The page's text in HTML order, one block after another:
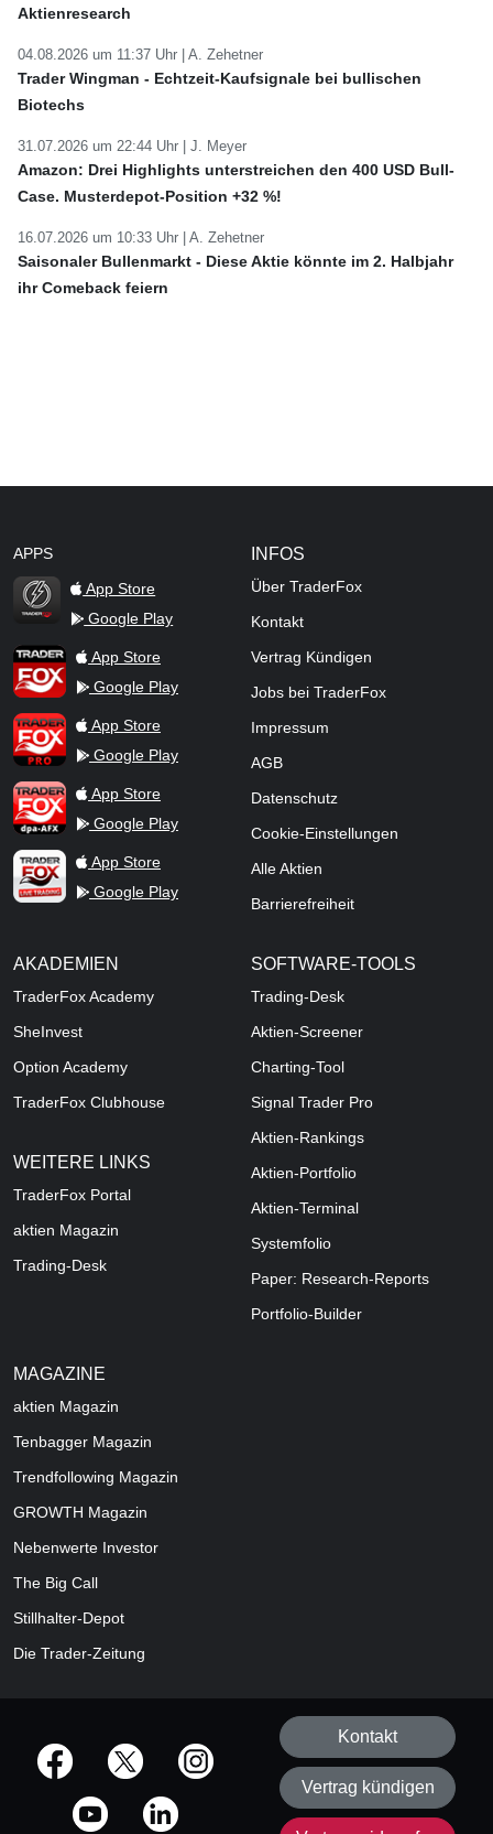
Aktienresearch
04.08.2026 um 11:37 Uhr | A. Zehetner
Trader Wingman - Echtzeit-Kaufsignale bei bullischen
Biotechs
31.07.2026 um 22:44 Uhr | J. Meyer
Amazon: Drei Highlights unterstreichen den 400 USD Bull-
Case. Musterdepot-Position +32 %!
16.07.2026 um 10:33 Uhr | A. Zehetner
Saisonaler Bullenmarkt - Diese Aktie könnte im 2. Halbjahr
ihr Comeback feiern
APPS
TraderFox Flash
App Store
Google Play
TraderFox AppApp Store
Google Play
TraderFox ProApp Store
Google Play
TraderFox dpa-AFX ProFeed
App Store
Google Play
TraderFox Live Trading
App Store
Google Play
INFOS
Über TraderFox
Kontakt
Vertrag Kündigen
Jobs bei TraderFox
Impressum
AGB
Datenschutz
Cookie-Einstellungen
Alle Aktien
Barrierefreiheit
AKADEMIEN
TraderFox Academy
SheInvest
Option Academy
TraderFox Clubhouse
WEITERE LINKS
TraderFox Portal
aktien Magazin
Trading-Desk
SOFTWARE-TOOLS
Trading-Desk
Aktien-Screener
Charting-Tool
Signal Trader Pro
Aktien-Rankings
Aktien-Portfolio
Aktien-Terminal
Systemfolio
Paper: Research-Reports
Portfolio-Builder
MAGAZINE
aktien Magazin
Tenbagger Magazin
Trendfollowing Magazin
GROWTH Magazin
Nebenwerte Investor
The Big Call
Stillhalter-Depot
Die Trader-Zeitung
offizielle Social Media-Accounts
Kontakt
Vertrag kündigen